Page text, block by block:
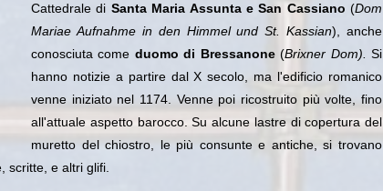
Cattedrale di Santa Maria Assunta e San Cassiano (Dom
Mariae Aufnahme in den Himmel und St. Kassian), anche
conosciuta come duomo di Bressanone(Brixner Dom).Si
hanno notizie a partire dal X secolo, ma l'edificio romanico
venne iniziato nel 1174. Venne poi ricostruito più volte, fino
all'attuale aspetto barocco. Su alcune lastre di copertura del
muretto del chiostro, le più consunte e antiche, si trovano
scritte, e altri glifi.